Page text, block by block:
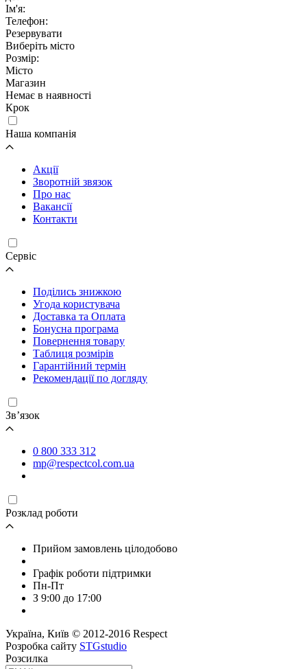
Ім'я:
Телефон:
Резервувати
Виберіть місто
Розмір:
Місто
Магазин
Немає в наявності
Крок
Наша компанія
Акції
Зворотній звязок
Про нас
Вакансії
Контакти
Cервіс
Поділись знижкою
Угода користувача
Доставка та Оплата
Бонусна програма
Повернення товару
Таблиця розмірів
Гарантійний термін
Рекомендації по догляду
Зв’язок
0 800 333 312
mp@respectcol.com.ua
Розклад роботи
Прийом замовлень цілодобово
Графік роботи підтримки
Пн-Пт
З 9:00 до 17:00
Україна, Київ © 2012-2016 Respect
Розробка сайту STGstudio
Розсилка